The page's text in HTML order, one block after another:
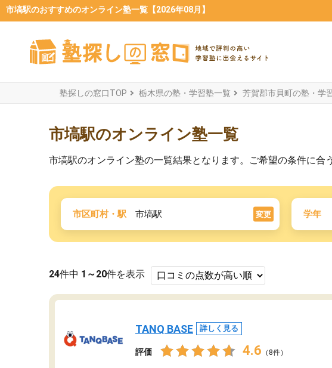
市塙駅のおすすめのオンライン塾一覧【2026年08月】
塾探しの窓口TOP 栃木県の塾・学習塾一覧 芳賀郡市貝町の塾・学
市塙駅のオンライン塾一覧
市塙駅のオンライン塾の一覧結果となります。ご希望の条件に合
市区町村・駅 市塙駅 変更 学年
24件中 1～20件を表示
TANQ BASE 詳しく見る
評価 4.6 （8件）